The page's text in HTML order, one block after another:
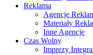
Reklama
Agencje
Materiały
Inne Agencje
Czas Wolny
Imprezy